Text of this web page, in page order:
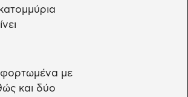
φορτωμένα με
και δύο